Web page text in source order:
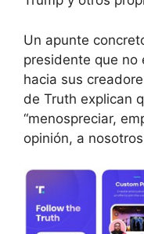
Un apunte
presidente que no
hacia sus
de Truth explican
“menospreciar,
opinión, a